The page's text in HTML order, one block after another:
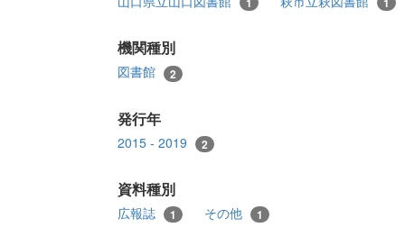
機関種別
図書館 2
発行年
2015 - 2019 2
資料種別
広報誌 1 その他 1